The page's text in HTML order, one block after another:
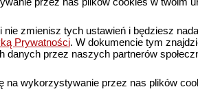
nie zmienisz tych ustawień i będziesz
Prywatności. W dokumencie tym
danych przez naszych partnerów
na wykorzystywanie przez nas plików